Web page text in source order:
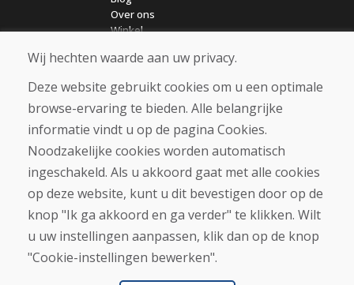
Over ons
Winkel
Aankoop
Eshop
Algemene voorwaarden
Vervoer
Betaling
Klacht
Retourneren en ruilen van goederen
Cookies
Wij hechten waarde aan uw privacy.
Deze website gebruikt cookies om u een optimale
browse-ervaring te bieden. Alle belangrijke
informatie vindt u op de pagina Cookies.
Noodzakelijke cookies worden automatisch
ingeschakeld. Als u akkoord gaat met alle cookies
op deze website, kunt u dit bevestigen door op de
knop "Ik ga akkoord en ga verder" te klikken. Wilt
u uw instellingen aanpassen, klik dan op de knop
"Cookie-instellingen bewerken".